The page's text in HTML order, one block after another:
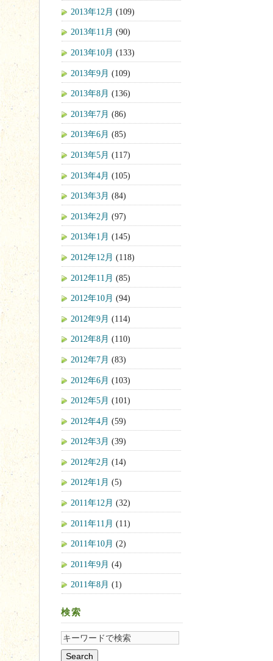
2013年12月 (109)
2013年11月 (90)
2013年10月 (133)
2013年9月 (109)
2013年8月 (136)
2013年7月 (86)
2013年6月 (85)
2013年5月 (117)
2013年4月 (105)
2013年3月 (84)
2013年2月 (97)
2013年1月 (145)
2012年12月 (118)
2012年11月 (85)
2012年10月 (94)
2012年9月 (114)
2012年8月 (110)
2012年7月 (83)
2012年6月 (103)
2012年5月 (101)
2012年4月 (59)
2012年3月 (39)
2012年2月 (14)
2012年1月 (5)
2011年12月 (32)
2011年11月 (11)
2011年10月 (2)
2011年9月 (4)
2011年8月 (1)
検索